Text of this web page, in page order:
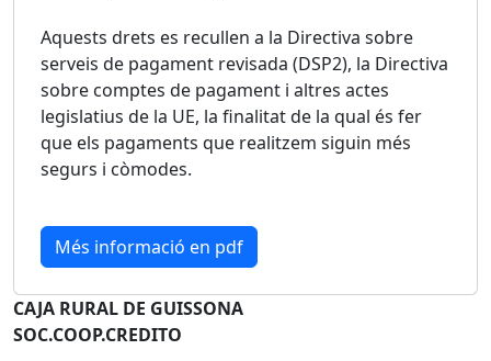
Aquests drets es recullen a la Directiva sobre
serveis de pagament revisada (DSP2), la Directiva
sobre comptes de pagament i altres actes
legislatius de la UE, la finalitat de la qual és fer
que els pagaments que realitzem siguin més
segurs i còmodes.
Més informació en pdf
CAJA RURAL DE GUISSONA
SOC.COOP.CREDITO